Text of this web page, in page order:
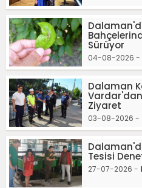
Sürüyor
04-08-2026 -
Dalaman
Ziyaret
03-08-2026 -
Tesisi
27-07-2026 -